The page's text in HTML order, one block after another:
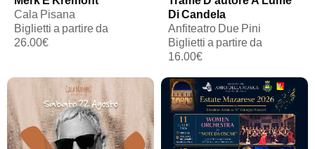
Cala Pisana
Biglietti a partire da
26.00€
Di Candela
Anfiteatro Due Pini
Biglietti a partire da
16.00€